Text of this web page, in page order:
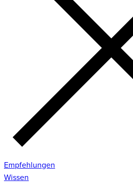
Empfehlungen
Wissen